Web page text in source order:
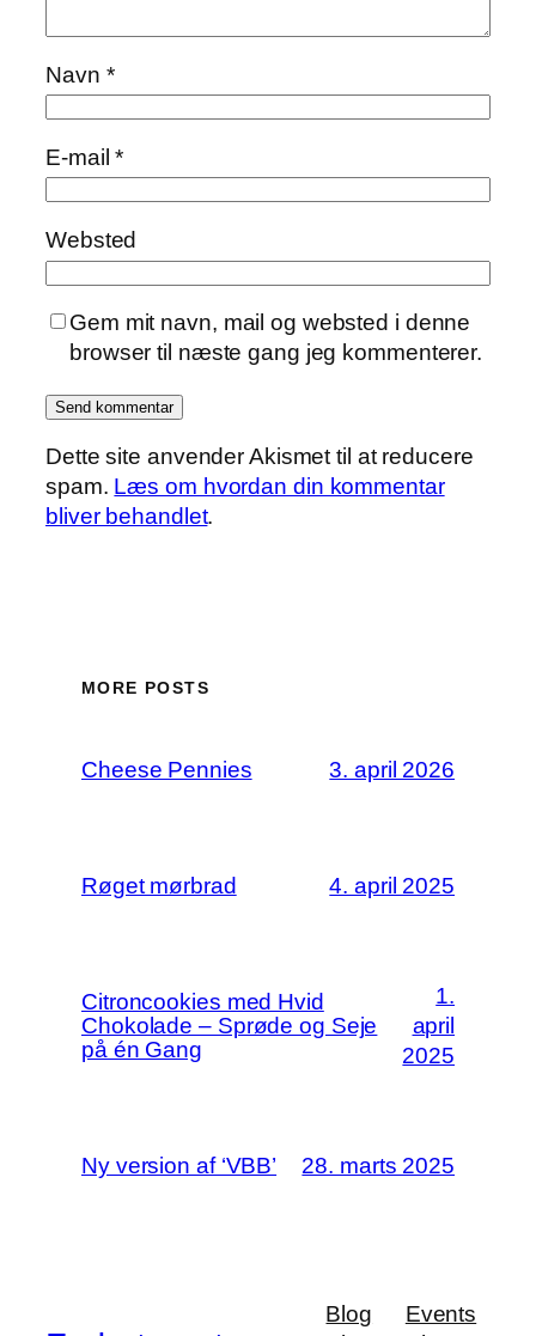
Navn *
E-mail*
Websted
Gem mit navn, mail og websted i denne
browser til næste gang jeg kommenterer.
Dette site anvender Akismet til at reducere
spam. Læs om hvordan din kommentar
bliver behandlet.
MORE POSTS
Cheese Pennies 3. april 2026
Røget mørbrad 4. april 2025
Citroncookies med Hvid
Chokolade – Sprøde og Seje
på én Gang
1.
april
2025
Ny version af ‘VBB’ 28. marts 2025
Blog
Events